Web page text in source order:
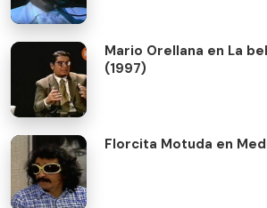
Mario Orellana en La
(1997)
Florcita Motuda en